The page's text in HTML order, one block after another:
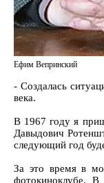
Ефим Вепринский
- Создалась
века.
В 1967 году я
Давыдович
следующий год
За это время в
фотокиноклубе. В